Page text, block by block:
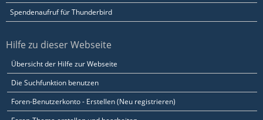
Spendenaufruf für Thunderbird
Hilfe zu dieser Webseite
Übersicht der Hilfe zur Webseite
Die Suchfunktion benutzen
Foren-Benutzerkonto - Erstellen (Neu registrieren)